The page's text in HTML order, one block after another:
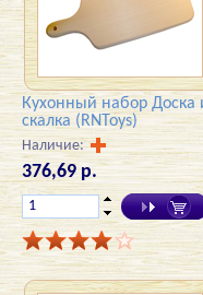
Кухонный набор Доска
скалка (RNToys)
Наличие:
376,69 р.